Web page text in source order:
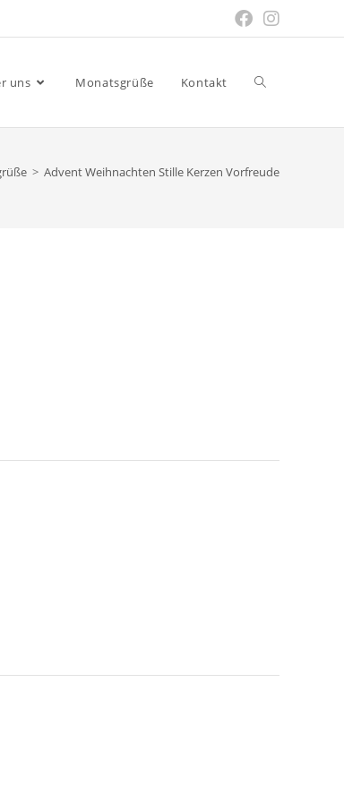
uns Monatsgrüße Kontakt Website-
Suche
> Advent Weihnachten Stille Kerzen Vorfreude